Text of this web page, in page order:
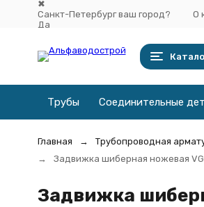
✖
Санкт-Петербург ваш город?
Да
О
Трубы Соединительные
Главная Трубопроводная
Задвижка шиберная ножевая
Задвижка